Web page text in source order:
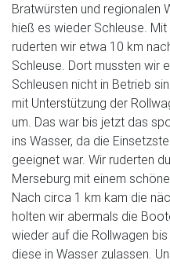
Bratwürsten und regionalen
hieß es wieder Schleuse.
ruderten wir etwa 10 km
Schleuse. Dort mussten wir
Schleusen nicht in Betrieb
mit Unterstützung der
um. Das war bis jetzt das
ins Wasser, da die
geeignet war. Wir ruderten
Merseburg mit einem
Nach circa 1 km kam die
holten wir abermals die
wieder auf die Rollwagen
diese in Wasser zulassen.